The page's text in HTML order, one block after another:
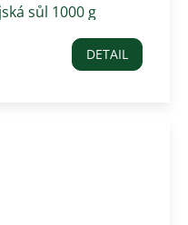
sůl 1000 g
DETAIL